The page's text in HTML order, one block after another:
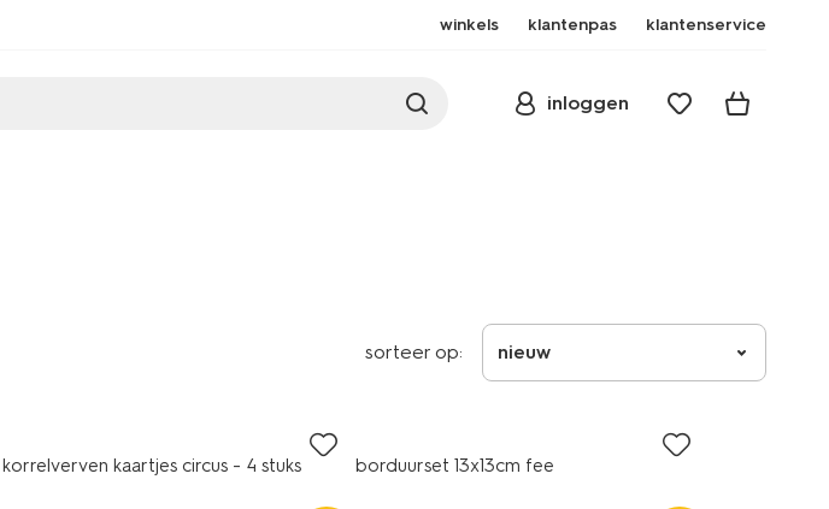
winkels klantenpas klantenservice
inloggen
sorteer op: nieuw
korrelverven kaartjes circus - 4 stuks borduurset 13x13cm fee